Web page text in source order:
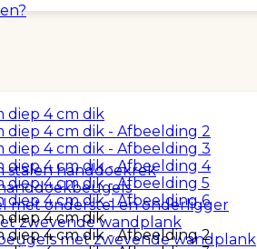
stalen handdoekrek
met onderstel en onderligger
zwevende wandplank
met zwevende wandplank